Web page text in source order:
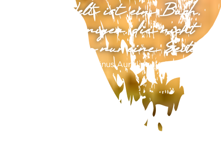
„Die Welt ist ein Buch,
und diejenigen, die nicht
reisen, lesen nur eine Seite.“
Augustinus Aurelius